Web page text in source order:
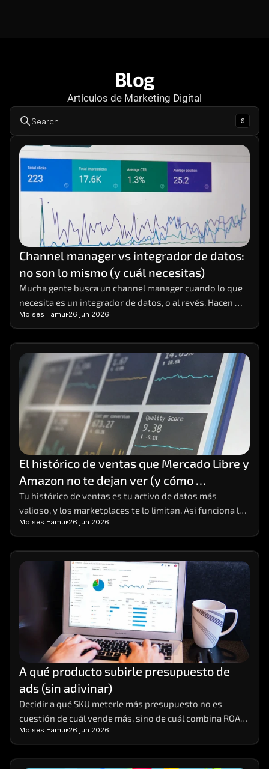
MHA Intelligence
MHA Academy
Contáctanos
Google Ads
Facebook Ads
Desarrollo Web
Automatización
Email marketing
COMMUNITY
Join
Events
Experts
RESOURCES
Blog
Careers
Docs
About
Blog
Artículos de Marketing Digital
Search s
Channel manager vs integrador de datos:
no son lo mismo (y cuál necesitas)
Mucha gente busca un channel manager cuando lo que
necesita es un integrador de datos, o al revés. Hacen
cosas distintas; aquí está la diferencia y cómo elegir.
Moises Hamui 26 jun 2026
El histórico de ventas que Mercado Libre y
Amazon no te dejan ver (y cómo
conservarlo)
Tu histórico de ventas es tu activo de datos más
valioso, y los marketplaces te lo limitan. Así funciona la
limitación y cómo conservar tu data completa.
Moises Hamui 26 jun 2026
A qué producto subirle presupuesto de
ads (sin adivinar)
Decidir a qué SKU meterle más presupuesto no es
cuestión de cuál vende más, sino de cuál combina ROAS
real, margen y stock para escalar sin tronar.
Moises Hamui 26 jun 2026